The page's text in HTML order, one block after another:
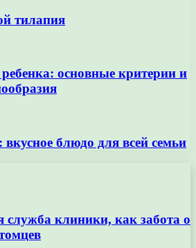
тилапия
основные критерии и
блюдо для всей семьи
служба клиники, как забота о